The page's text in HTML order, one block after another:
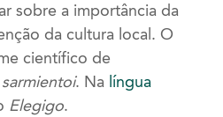
sobre a importância da
da cultura local. O
científico de
. Na língua
Elegigo.